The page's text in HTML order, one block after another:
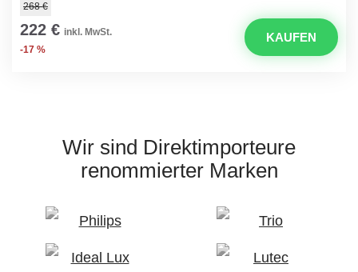
268 €
222 € inkl. MwSt.
-17 %
KAUFEN
Wir sind Direktimporteure
renommierter Marken